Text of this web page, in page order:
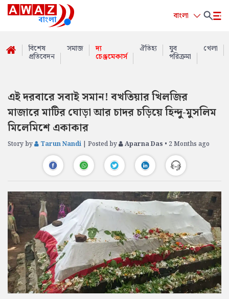
বাংলা
বিশেষ
প্রতিবেদন
সমাজ দ্য
চেঞ্জমেকার্স
ঐতিহ্য যুব
পরিক্রমা
খেলা
এই দরবারে সবাই সমান! বখতিয়ার খিলজির
মাজারে মাটির ঘোড়া আর চাদর চড়িয়ে হিন্দু-মুসলিম
মিলেমিশে একাকার
Story by Tarun Nandi | Posted by Aparna Das • 2 Months ago